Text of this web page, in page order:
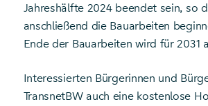
Jahreshälfte 2024 beendet sein, so
anschließend die Bauarbeiten
Ende der Bauarbeiten wird für 2031
Interessierten Bürgerinnen und
TransnetBW auch eine kostenlose